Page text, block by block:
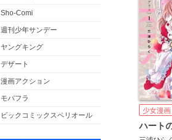
Sho-Comi
週刊少年サンデー
ヤングキング
デザート
漫画アクション
モバフラ
ビックコミックスペリオール
少女漫画
ハート